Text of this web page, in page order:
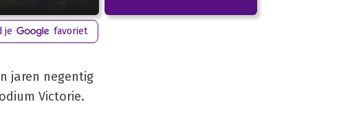
je favoriet
jaren negentig
Victorie.